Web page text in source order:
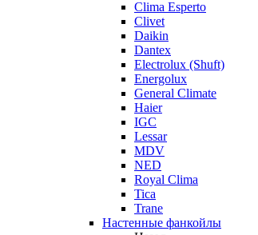
Clima Esperto
Clivet
Daikin
Dantex
Electrolux (Shuft)
Energolux
General Climate
Haier
IGC
Lessar
MDV
NED
Royal Clima
Tica
Trane
Настенные фанкойлы